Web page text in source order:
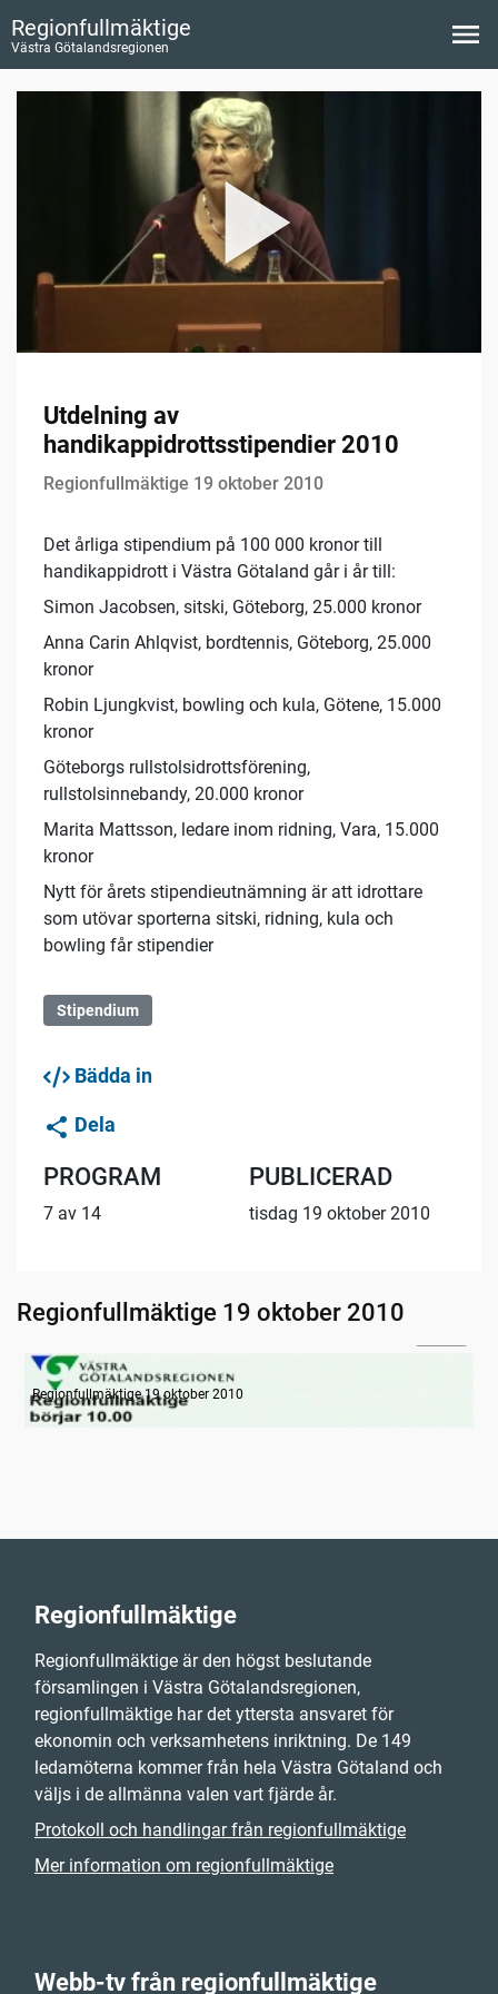
Regionfullmäktige
Västra Götalandsregionen
Utdelning av
handikappidrottsstipendier 2010
Regionfullmäktige 19 oktober 2010
Det årliga stipendium på 100 000 kronor till
handikappidrott i Västra Götaland går i år till:
Simon Jacobsen, sitski, Göteborg, 25.000 kronor
Anna Carin Ahlqvist, bordtennis, Göteborg, 25.000
kronor
Robin Ljungkvist, bowling och kula, Götene, 15.000
kronor
Göteborgs rullstolsidrottsförening,
rullstolsinnebandy, 20.000 kronor
Marita Mattsson, ledare inom ridning, Vara, 15.000
kronor
Nytt för årets stipendieutnämning är att idrottare
som utövar sporterna sitski, ridning, kula och
bowling får stipendier
Stipendium
Bädda in
Dela
PROGRAM
7 av 14
PUBLICERAD
tisdag 19 oktober 2010
Regionfullmäktige 19 oktober 2010
Genomgång av ärendelista
Regionfullmäktige 19 oktober 2010
Regionfullmäktige
Regionfullmäktige är den högst beslutande
församlingen i Västra Götalandsregionen,
regionfullmäktige har det yttersta ansvaret för
ekonomin och verksamhetens inriktning. De 149
ledamöterna kommer från hela Västra Götaland och
väljs i de allmänna valen vart fjärde år.
Protokoll och handlingar från regionfullmäktige
Mer information om regionfullmäktige
Webb-tv från regionfullmäktige